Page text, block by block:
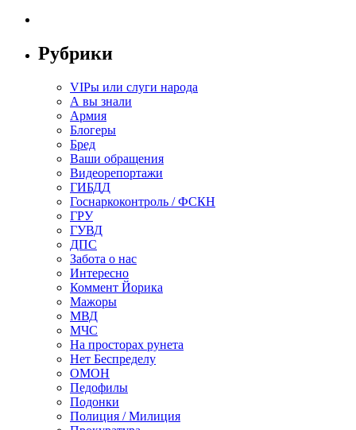
Рубрики
VIPы или слуги народа
А вы знали
Армия
Блогеры
Бред
Ваши обращения
Видеорепортажи
ГИБДД
Госнаркоконтроль / ФСКН
ГРУ
ГУВД
ДПС
Забота о нас
Интересно
Коммент Йорика
Мажоры
МВД
МЧС
На просторах рунета
Нет Беспределу
ОМОН
Педофилы
Подонки
Полиция / Милиция